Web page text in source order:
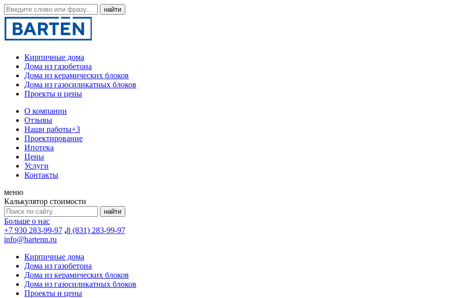
Кирпичные дома
Дома из газобетона
Дома из керамических блоков
Дома из газосиликатных блоков
Проекты и цены
О компании
Отзывы
Наши работы+3
Проектирование
Ипотека
Цены
Услуги
Контакты
меню
Калькулятор стоимости
Больше о нас
+7 930 283-99-97 ,8 (831) 283-99-97
info@bartenn.ru
Кирпичные дома
Дома из газобетона
Дома из керамических блоков
Дома из газосиликатных блоков
Проекты и цены